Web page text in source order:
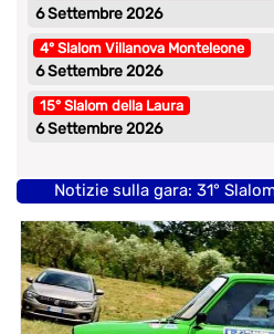
6 Settembre 2026
4° Slalom Villanova Monteleone
6 Settembre 2026
15° Slalom della Laura
6 Settembre 2026
Notizie sulla gara: 31°